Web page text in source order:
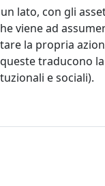
lato, con gli
viene ad
la propria
traducono la
e sociali).